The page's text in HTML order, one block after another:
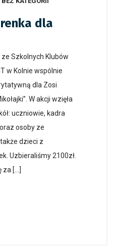
dla
Szkolnych Klubów
w Kolnie wspólnie
dla Zosi
W akcji wzięła
uczniowie, kadra
osoby ze
dzieci z
Uzbieraliśmy 2100zł.
za […]